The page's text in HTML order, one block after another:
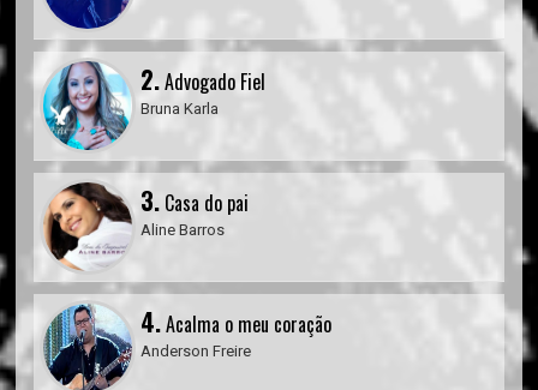
2.Advogado Fiel
Bruna Karla
3. Casa do pai
Aline Barros
4.Acalma o meu coração
Anderson Freire